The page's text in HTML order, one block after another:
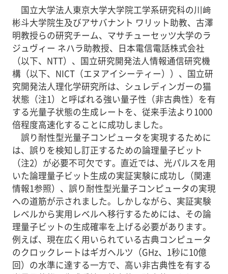
国立大学法人東京大学大学院工学系研究科の川﨑
彬斗大学院生及びアサバナント ワリット助教、古澤
明教授らの研究チーム、マサチューセッツ大学のラ
ジュヴィー ネハラ助教授、日本電信電話株式会社
（以下、NTT）、国立研究開発法人情報通信研究機
構（以下、NICT（エヌアイシーティー））、国立研
究開発法人理化学研究所は、シュレディンガーの猫
状態（注1）と呼ばれる強い量子性（非古典性）を有
する光量子状態の生成レートを、従来手法より1000
倍程度高速化することに成功しました。
誤り耐性型光量子コンピュータを実現するために
は、誤りを検知し訂正するための論理量子ビット
（注2）が必要不可欠です。直近では、光パルスを用
いた論理量子ビット生成の実証実験に成功し（関連
情報1参照）、誤り耐性型光量子コンピュータの実現
への道筋が示されました。しかしながら、実証実験
レベルから実用レベルへ移行するためには、その論
理量子ビットの生成確率を上げる必要があります。
例えば、現在広く用いられている古典コンピュータ
のクロックレートはギガヘルツ（GHz、1秒に10億
回）の水準に達する一方で、高い非古典性を有する